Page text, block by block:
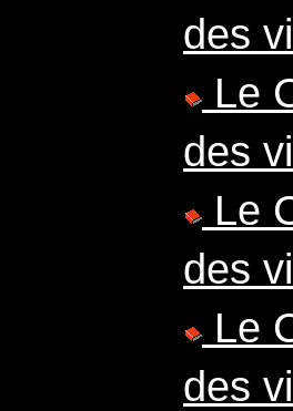
des
Le
des
Le
des
Le
des